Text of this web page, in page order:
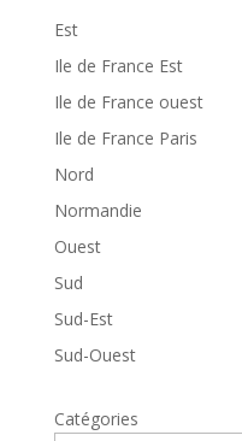
Est
Ile de France Est
Ile de France ouest
Ile de France Paris
Nord
Normandie
Ouest
Sud
Sud-Est
Sud-Ouest
Catégories